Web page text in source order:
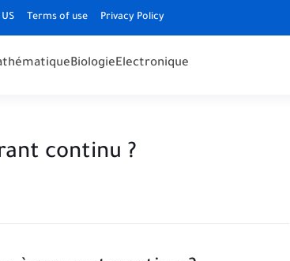
Terms of use Privacy Policy
BiologieElectronique
continu ?